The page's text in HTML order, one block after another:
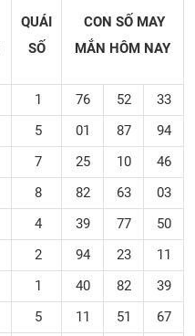
QUÁI
SỐ
CON SỐ MAY
MẮN HÔM NAY
1 76 52
33
5 01 87 94
7 25 10
46
8 82 63 03
4 39 77
50
2 94 23 11
1 40 82
39
5 11 51 67